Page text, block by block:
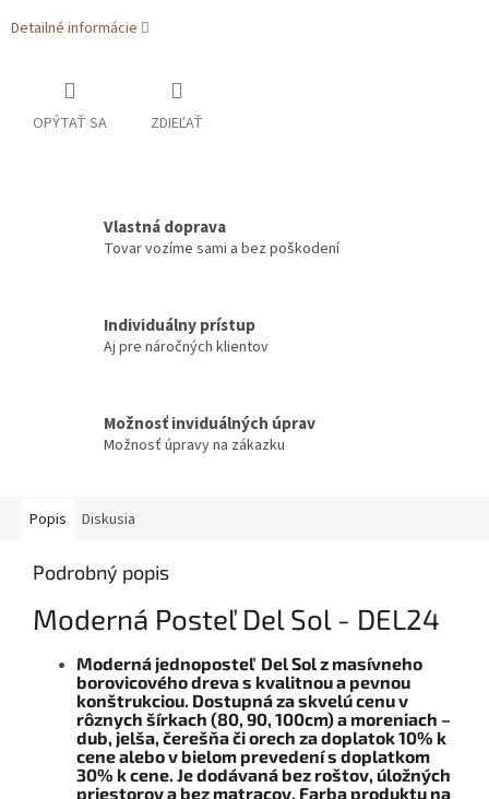
Detailné informácie
OPÝTAŤ SA ZDIEĽAŤ
Vlastná doprava
Tovar vozíme sami a bez poškodení
Individuálny prístup
Aj pre náročných klientov
Možnosť inviduálných úprav
Možnosť úpravy na zákazku
Popis Diskusia
Podrobný popis
Moderná Posteľ Del Sol - DEL24
Moderná jednoposteľ Del Sol z masívneho
borovicového dreva s kvalitnou a pevnou
konštrukciou. Dostupná za skvelú cenu v
rôznych šírkach (80, 90, 100cm) a moreniach –
dub, jelša, čerešňa či orech za doplatok 10% k
cene alebo v bielom prevedení s doplatkom
30% k cene. Je dodávaná bez roštov, úložných
priestorov a bez matracov. Farba produktu na